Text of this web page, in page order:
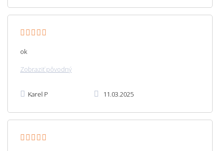
ok
Zobraziť pôvodný
Karel P 11.03.2025